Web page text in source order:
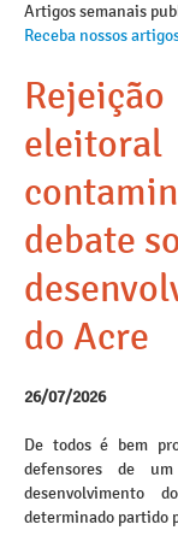
Artigos semanais
Receba nossos
Rejeição
eleitoral
debate
do Acre
26/07/2026
De todos é bem
defensores de
desenvolvimento
determinado partido